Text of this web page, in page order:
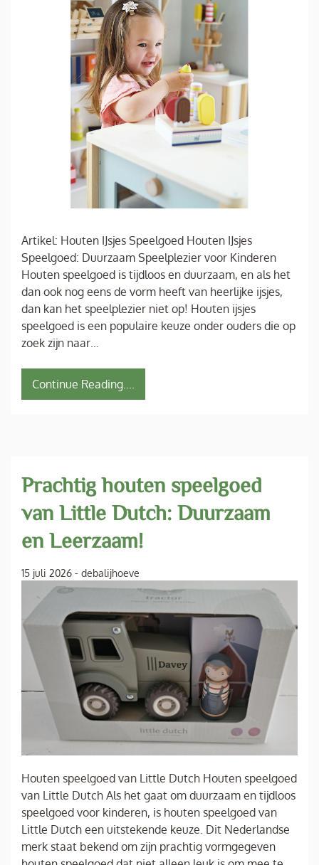
Artikel: Houten IJsjes Speelgoed Houten IJsjes
Speelgoed: Duurzaam Speelplezier voor Kinderen
Houten speelgoed is tijdloos en duurzaam, en als het
dan ook nog eens de vorm heeft van heerlijke ijsjes,
dan kan het speelplezier niet op! Houten ijsjes
speelgoed is een populaire keuze onder ouders die op
zoek zijn naar…
Continue Reading....
Prachtig houten speelgoed
van Little Dutch: Duurzaam
en Leerzaam!
15 juli 2026 - debalijhoeve
Houten speelgoed van Little Dutch Houten speelgoed
van Little Dutch Als het gaat om duurzaam en tijdloos
speelgoed voor kinderen, is houten speelgoed van
Little Dutch een uitstekende keuze. Dit Nederlandse
merk staat bekend om zijn prachtig vormgegeven